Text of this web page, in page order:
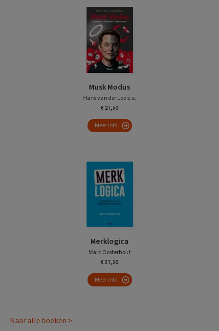
Musk Modus
Hans van der Loo e.a.
€ 27,50
Meer info
Merklogica
Marc Oosterhout
€ 37,50
Meer info
Naar alle boeken >